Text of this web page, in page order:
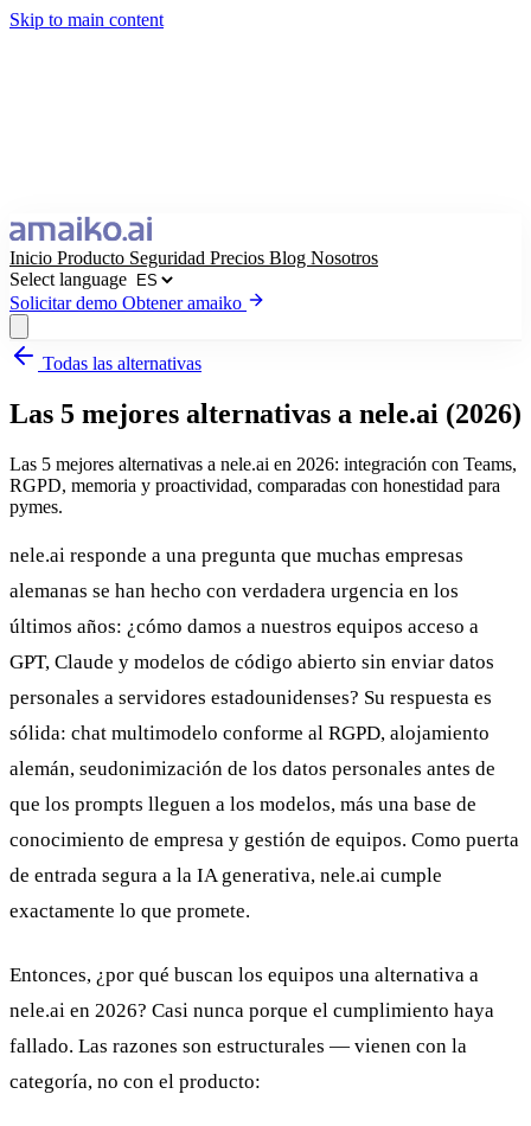
Skip to main content
Inicio Producto Seguridad Precios Blog Nosotros
Select language
Solicitar demo Obtener amaiko
Obtener amaiko Solicitar demo
Select language
Todas las alternativas
Las 5 mejores alternativas a nele.ai (2026)
Las 5 mejores alternativas a nele.ai en 2026: integración con Teams,
RGPD, memoria y proactividad, comparadas con honestidad para
pymes.
nele.ai responde a una pregunta que muchas empresas
alemanas se han hecho con verdadera urgencia en los
últimos años: ¿cómo damos a nuestros equipos acceso a
GPT, Claude y modelos de código abierto sin enviar datos
personales a servidores estadounidenses? Su respuesta es
sólida: chat multimodelo conforme al RGPD, alojamiento
alemán, seudonimización de los datos personales antes de
que los prompts lleguen a los modelos, más una base de
conocimiento de empresa y gestión de equipos. Como puerta
de entrada segura a la IA generativa, nele.ai cumple
exactamente lo que promete.
Entonces, ¿por qué buscan los equipos una alternativa a
nele.ai en 2026? Casi nunca porque el cumplimiento haya
fallado. Las razones son estructurales — vienen con la
categoría, no con el producto: